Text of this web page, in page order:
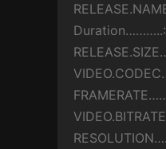
Duration………..: